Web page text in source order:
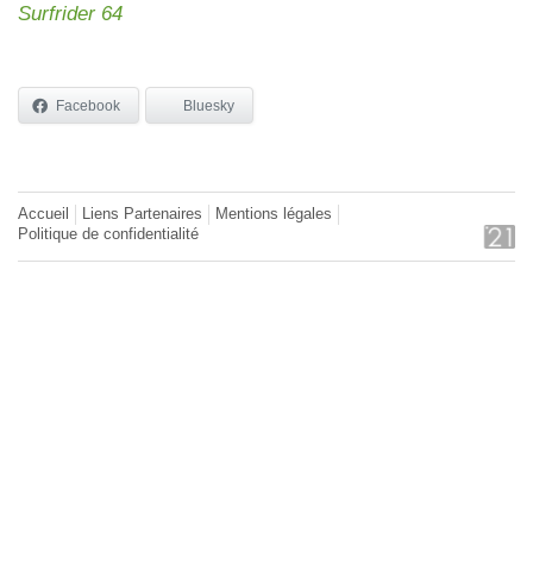
Surfrider 64
Facebook Bluesky
Accueil Liens Partenaires
Mentions légales
Politique de confidentialité